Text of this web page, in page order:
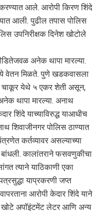
आले. आरोपी किरण शिंदे
आली. पुढील तपास पोलिस
उपनिरीक्षक दिनेश खोटोले
अनेक थापा मारल्या.
वेतन मिळते. पुणे खडकवासला
चाकूर येथे ५ एकर शेती असून,
थापा मारल्या. अनाथ
शिंदे याच्याविरुद्ध याआधीच
शिवाजीनगर पोलिस ठाण्यात
कर्तव्यावर असल्याच्या
बांधली. कालांतराने फसवणुकीचा
त्याने याठिकाणी एका
याप्रकरणी जप्त
आरोपी केदार शिंदे याने
खोटे अपाॅइंटमेंट लेटर आणि अन्य